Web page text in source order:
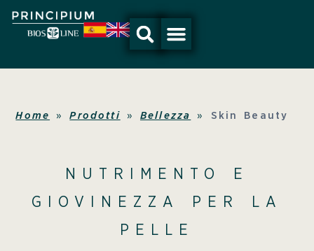
Vai
Home »Prodotti » Bellezza » Skin Beauty
NUTRIMENTO E
GIOVINEZZA PER LA
PELLE